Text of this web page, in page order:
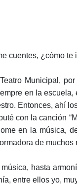
cuentes, ¿cómo te
Municipal,
en la
Entonces, ahí
con la canción
en la música,
de muchos
hasta
entre ellos yo,